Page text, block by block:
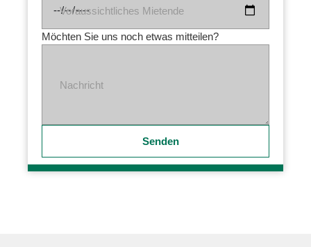
Voraussichtliches Mietende
Möchten Sie uns noch etwas mitteilen?
Nachricht
Senden